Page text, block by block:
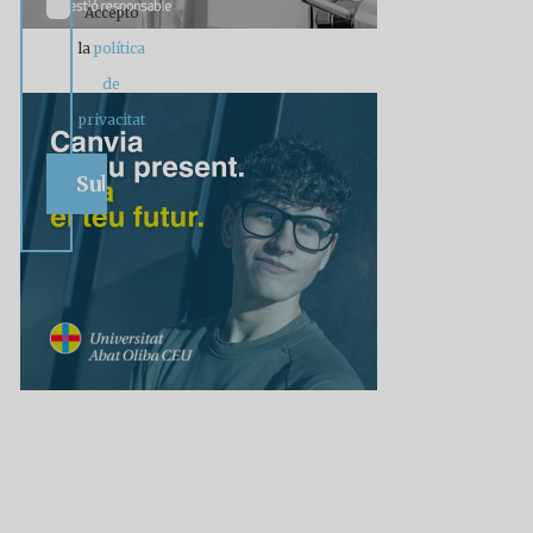
Accepto
la política
de
privacitat